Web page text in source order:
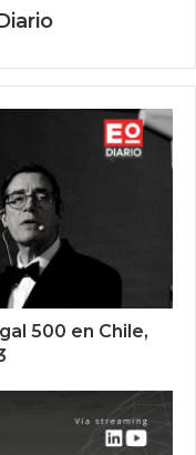
500 en Chile,